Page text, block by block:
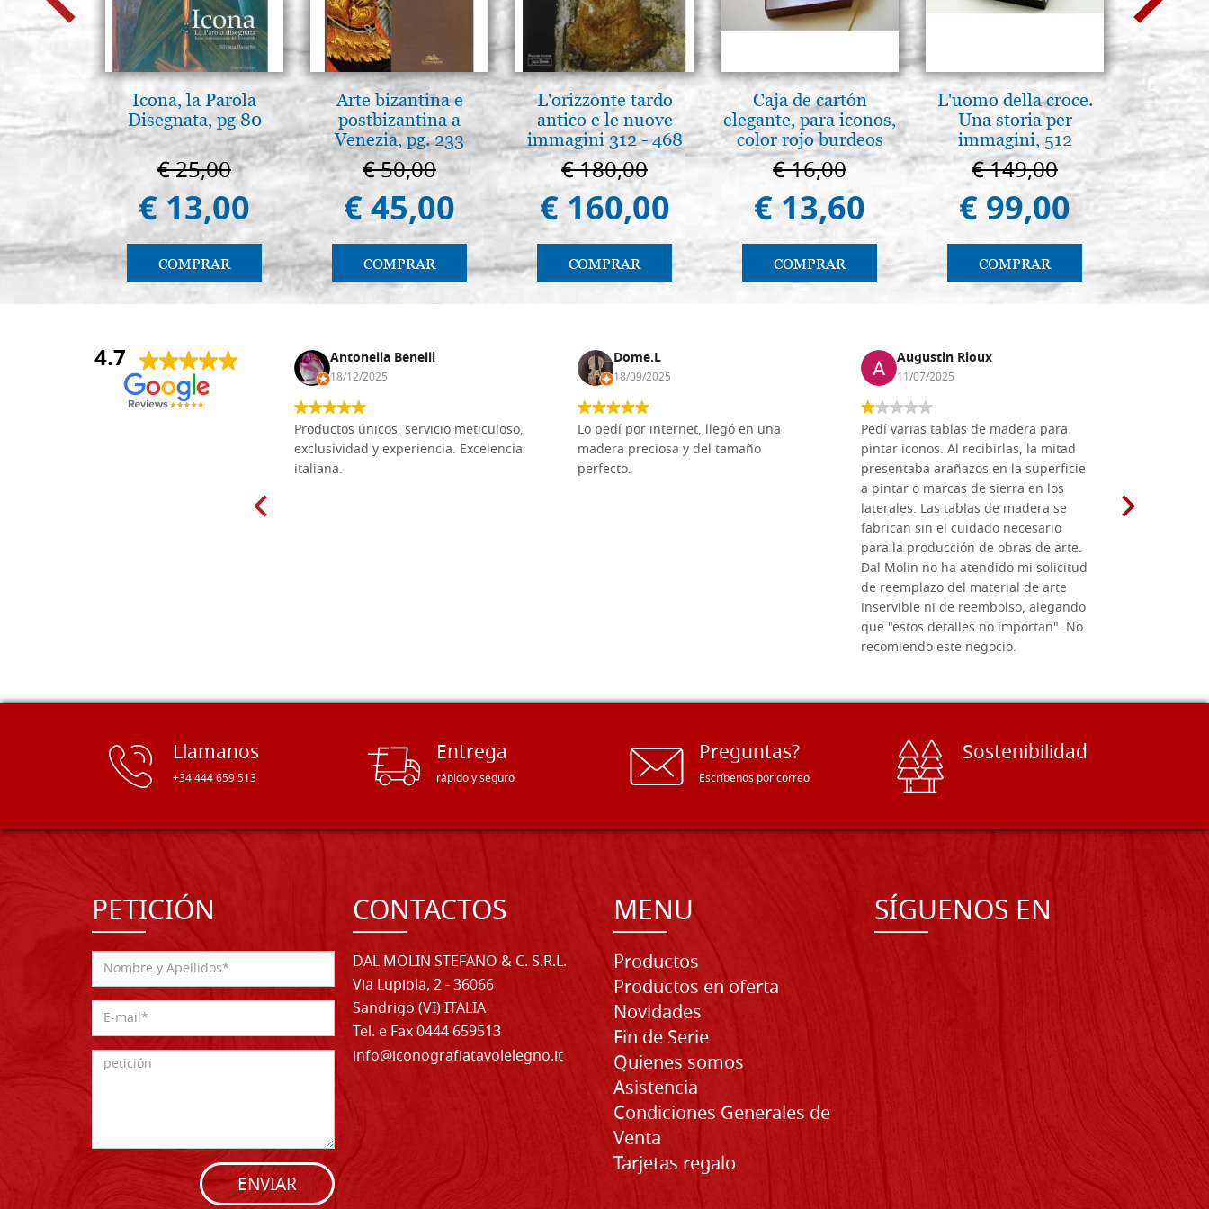
Icona, la Parola
Disegnata, pg 80
€ 25,00
€ 13,00
COMPRAR
Arte bizantina e
postbizantina a
Venezia, pg. 233
€ 50,00
€ 45,00
COMPRAR
L'orizzonte tardo
antico e le nuove
immagini 312 - 468
€ 180,00
€ 160,00
COMPRAR
Caja de cartón
elegante, para iconos,
color rojo burdeos
€ 16,00
€ 13,60
COMPRAR
L'uomo della croce.
Una storia per
immagini, 512
páginas
€ 149,00
€ 99,00
COMPRAR
La
€
4.7
Anna Maria Negri Antonella Benelli
18/12/2025
Productos únicos, servicio meticuloso,
exclusividad y experiencia. Excelencia
italiana.
Dome.L
18/09/2025
Lo pedí por internet, llegó en una
madera preciosa y del tamaño
perfecto.
Augustin Rioux
11/07/2025
Pedí varias tablas de madera para
pintar iconos. Al recibirlas, la mitad
presentaba arañazos en la superficie
a pintar o marcas de sierra en los
laterales. Las tablas de madera se
fabrican sin el cuidado necesario
para la producción de obras de arte.
Dal Molin no ha atendido mi solicitud
de reemplazo del material de arte
inservible ni de reembolso, alegando
que "estos detalles no importan". No
recomiendo este negocio.
Llamanos
+34 444 659 513
Entrega
rápido y seguro
Preguntas?
Escríbenos por correo
Sostenibilidad
PETICIÓN
ENVIAR
CONTACTOS
DAL MOLIN STEFANO & C. S.R.L.
Via Lupiola, 2 - 36066
Sandrigo (VI) ITALIA
Tel. e Fax 0444 659513
info@iconografiatavolelegno.it
MENU
Productos
Productos en oferta
Novidades
Fin de Serie
Quienes somos
Asistencia
Condiciones Generales de
Venta
Tarjetas regalo
SÍGUENOS EN